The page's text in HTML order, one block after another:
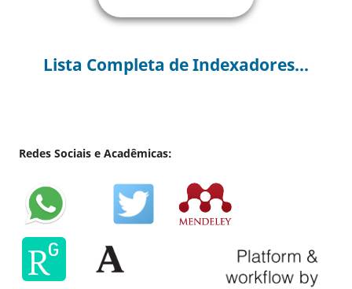
Lista Completa de Indexadores...
Redes Sociais e Acadêmicas: